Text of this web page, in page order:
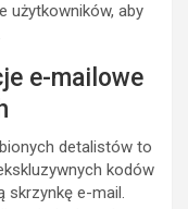
użytkowników, aby
e-mailowe
detalistów to
kodów
skrzynkę e-mail.